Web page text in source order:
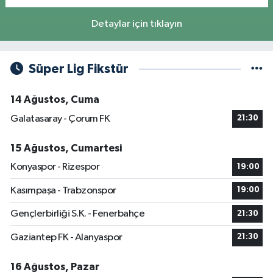
Detaylar için tıklayın
Süper Lig Fikstür
14 Ağustos, Cuma
Galatasaray - Çorum FK
21:30
15 Ağustos, Cumartesi
Konyaspor - Rizespor
19:00
Kasımpaşa - Trabzonspor 19:00
Gençlerbirliği S.K. - Fenerbahçe 21:30
Gaziantep FK - Alanyaspor 21:30
16 Ağustos, Pazar